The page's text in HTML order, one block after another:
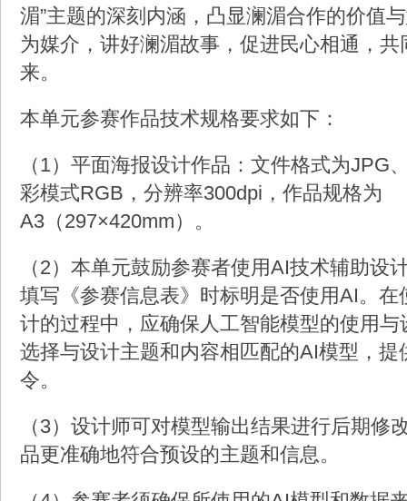
湄”主题的深刻内涵，凸显澜湄合作的价值
为媒介，讲好澜湄故事，促进民心相通，
来。
本单元参赛作品技术规格要求如下：
（1）平面海报设计作品：文件格式为JPG
彩模式RGB，分辨率300dpi，作品规格为
A3（297×420mm）。
（2）本单元鼓励参赛者使用AI技术辅助设
填写《参赛信息表》时标明是否使用AI。在
计的过程中，应确保人工智能模型的使用
选择与设计主题和内容相匹配的AI模型，提
令。
（3）设计师可对模型输出结果进行后期修
品更准确地符合预设的主题和信息。